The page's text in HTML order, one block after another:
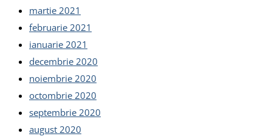
martie 2021
februarie 2021
ianuarie 2021
decembrie 2020
noiembrie 2020
octombrie 2020
septembrie 2020
august 2020